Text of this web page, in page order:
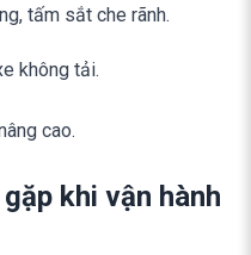
tấm sắt che rãnh.
không tải.
cao.
khi vận hành